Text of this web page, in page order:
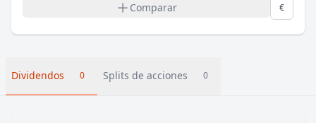
Comparar €
Dividendos 0 Splits de acciones 0